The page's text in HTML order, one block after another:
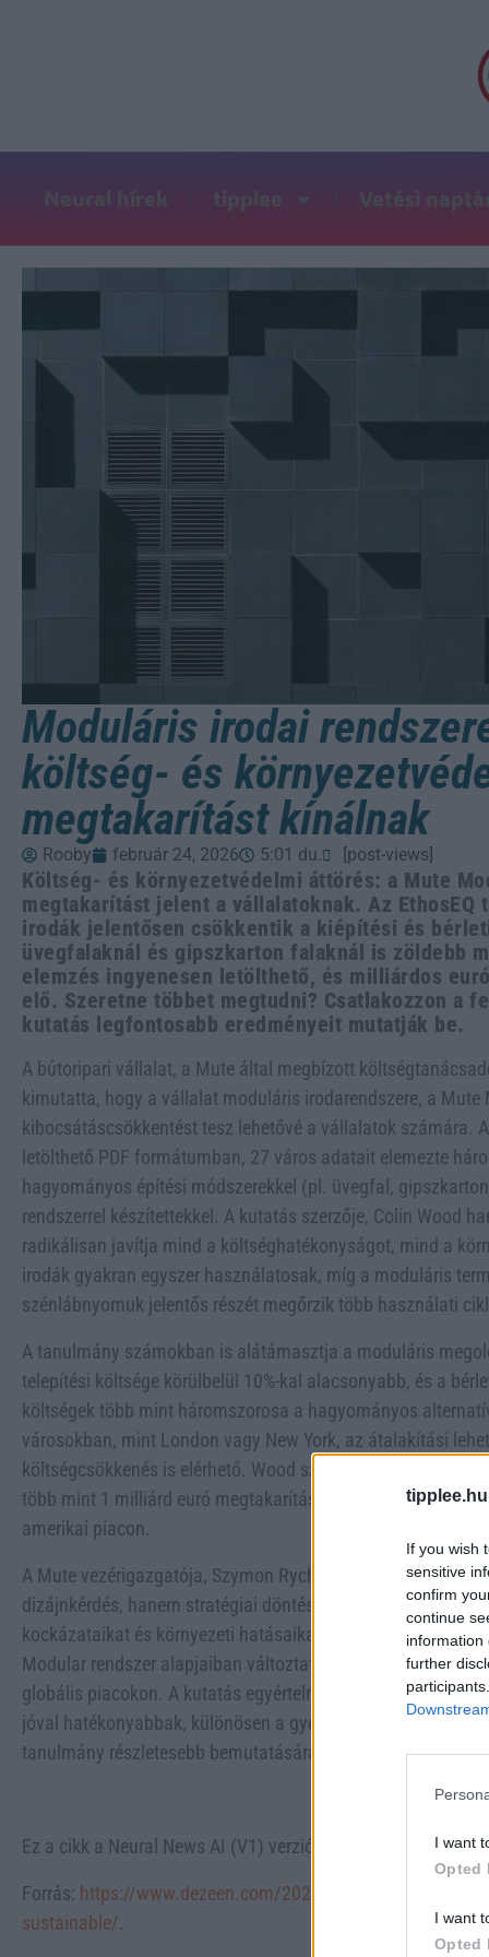
If you wish
sensitive
confirm
continue
information
further
I want
Opted
I want
Opted
Neural hírek tipplee Vetési
Moduláris irodai
költség- és
megtakarítást kínálnak
Rooby február 24, 2026 5:01 du. [post-views]
Költség- és környezetvédelmi áttörés: a Mute
megtakarítást jelent a vállalatoknak. Az EthosEQ
irodák jelentősen csökkentik a kiépítési és
üvegfalaknál és gipszkarton falaknál is zöldebb
elemzés ingyenesen letölthető, és milliárdos
elő. Szeretne többet megtudni? Csatlakozzon a
kutatás legfontosabb eredményeit mutatják be.
A bútoripari vállalat, a Mute által megbízott
kimutatta, hogy a vállalat moduláris irodarendszere, a Mute
kibocsátáscsökkentést tesz lehetővé a vállalatok számára.
letölthető PDF formátumban, 27 város adatait elemezte
hagyományos építési módszerekkel (pl. üvegfal,
rendszerrel készítettekkel. A kutatás szerzője, Colin Wood
radikálisan javítja mind a költséghatékonyságot, mind a
irodák gyakran egyszer használatosak, míg a moduláris
szénlábnyomuk jelentős részét megőrzik több használati
A tanulmány számokban is alátámasztja a moduláris
telepítési költsége körülbelül 10%-kal alacsonyabb, és a
költségek több mint háromszorosa a hagyományos
városokban, mint London vagy New York, az átalakítási
költségcsökkenés is elérhető. Wood számításai szerint,
több mint 1 milliárd euró megtakarítást jelenthetne az
amerikai piacon.
A Mute vezérigazgatója, Szymon Rychlik kiemelte, hogy a
dizájnkérdés, hanem stratégiai döntés a vállalatok
kockázataikat és környezeti hatásaikat. A teljes életciklus
Modular rendszer alapjaiban változtathatja meg a
globális piacokon. A kutatás egyértelműen bizonyítja, hogy
jóval hatékonyabbak, különösen a gyorsan változó,
tanulmány részletesebb bemutatására a Mute február 17-én
Ez a cikk a Neural News AI (V1) verziójával készült.
Forrás: https://www.dezeen.com/2026/02/11/mute-study-
sustainable/.